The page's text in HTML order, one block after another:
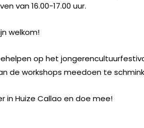
van 16.00-17.00 uur.
welkom!
op het
de workshops meedoen te
in Huize Callao en doe mee!